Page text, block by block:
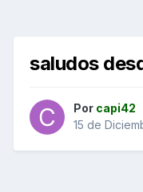
saludos
Por capi42
15 de